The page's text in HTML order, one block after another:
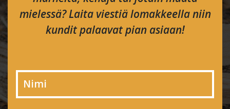
mielessä? Laita viestiä lomakkeella niin
kundit palaavat pian asiaan!